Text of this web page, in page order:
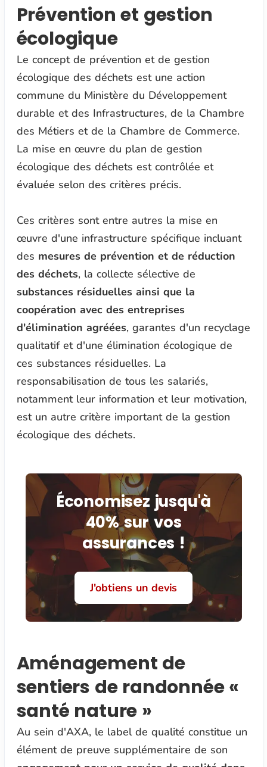
Prévention et gestion
écologique
Le concept de prévention et de gestion
écologique des déchets est une action
commune du Ministère du Développement
durable et des Infrastructures, de la Chambre
des Métiers et de la Chambre de Commerce.
La mise en œuvre du plan de gestion
écologique des déchets est contrôlée et
évaluée selon des critères précis.
Ces critères sont entre autres la mise en
œuvre d'une infrastructure spécifique incluant
des mesures de prévention et de réduction
des déchets, la collecte sélective de
substances résiduelles ainsi que la
coopération avec des entreprises
d'élimination agréées, garantes d'un recyclage
qualitatif et d'une élimination écologique de
ces substances résiduelles. La
responsabilisation de tous les salariés,
notamment leur information et leur motivation,
est un autre critère important de la gestion
écologique des déchets.
Économisez jusqu'à
40% sur vos
assurances !
J'obtiens un devis
Aménagement de
sentiers de randonnée «
santé nature »
Au sein d'AXA, le label de qualité constitue un
élément de preuve supplémentaire de son